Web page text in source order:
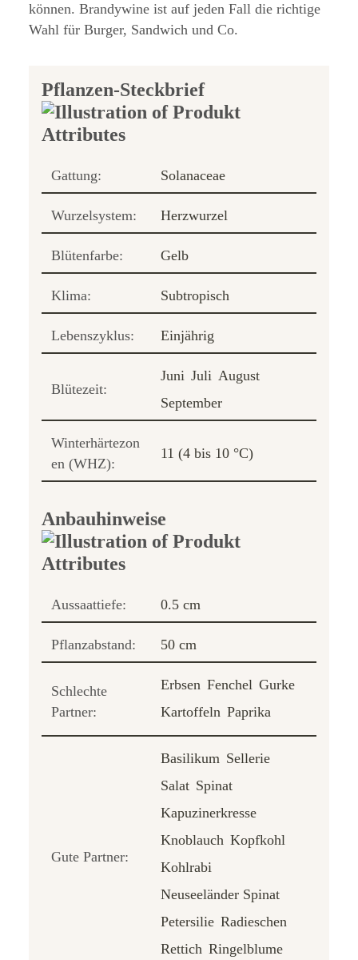
können. Brandywine ist auf jeden Fall die richtige
Wahl für Burger, Sandwich und Co.
Pflanzen-Steckbrief
Gattung: Solanaceae
Wurzelsystem: Herzwurzel
Blütenfarbe: Gelb
Klima: Subtropisch
Lebenszyklus: Einjährig
Blütezeit:
Juni Juli August
September
Winterhärtezon
en (WHZ):
11 (4 bis 10 °C)
Anbauhinweise
Aussaattiefe: 0.5 cm
Pflanzabstand: 50 cm
Schlechte
Partner:
Erbsen Fenchel Gurke
Kartoffeln Paprika
Gute Partner:
Basilikum Sellerie
Salat Spinat
Kapuzinerkresse
Knoblauch Kopfkohl
Kohlrabi
Neuseeländer Spinat
Petersilie Radieschen
Rettich Ringelblume